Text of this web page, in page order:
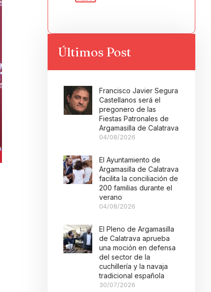
Últimos Post
Francisco Javier Segura
Castellanos será el
pregonero de las
Fiestas Patronales de
Argamasilla de Calatrava
04/08/2026
El Ayuntamiento de
Argamasilla de Calatrava
facilita la conciliación de
200 familias durante el
verano
04/08/2026
El Pleno de Argamasilla
de Calatrava aprueba
una moción en defensa
del sector de la
cuchillería y la navaja
tradicional española
30/07/2026